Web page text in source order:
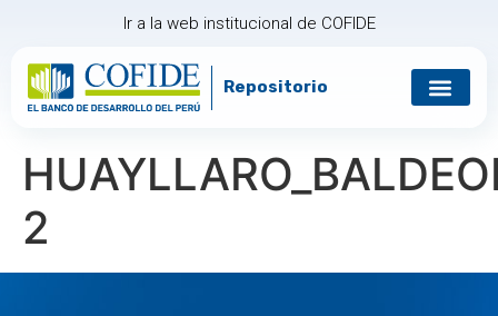
Ir a la web institucional de COFIDE
Repositorio
2